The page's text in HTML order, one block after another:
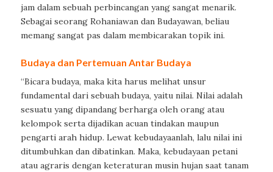
jam dalam sebuah perbincangan yang sangat menarik.
Sebagai seorang Rohaniawan dan Budayawan, beliau
memang sangat pas dalam membicarakan topik ini.
Budaya dan Pertemuan Antar Budaya
“Bicara budaya, maka kita harus melihat unsur
fundamental dari sebuah budaya, yaitu nilai. Nilai adalah
sesuatu yang dipandang berharga oleh orang atau
kelompok serta dijadikan acuan tindakan maupun
pengarti arah hidup. Lewat kebudayaanlah, lalu nilai ini
ditumbuhkan dan dibatinkan. Maka, kebudayaan petani
atau agraris dengan keteraturan musin hujan saat tanam